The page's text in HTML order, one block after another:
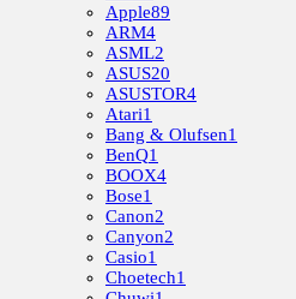
Apple89
ARM4
ASML2
ASUS20
ASUSTOR4
Atari1
Bang & Olufsen1
BenQ1
BOOX4
Bose1
Canon2
Canyon2
Casio1
Choetech1